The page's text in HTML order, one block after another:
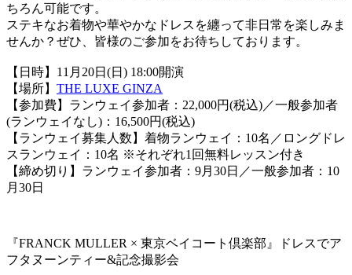
ちろん可能です。
ステキなお着物や華やかなドレスを纏って非日常を楽しみま
せんか？ぜひ、皆様のご参加をお待ちしております。
【日時】11月20日(日) 18:00開演
【場所】 THE LUXE GINZA
【参加費】ランウェイ参加者：22,000円(税込)／一般参加者
(ランウェイなし)：16,500円(税込)
【ランウェイ募集人数】着物ランウェイ：10名／ロングドレ
スランウェイ：10名 ※それぞれ1回無料レッスン付き
【締め切り】ランウェイ参加者：9月30日／一般参加者：10
月30日
『FRANCK MULLER × 東京ベイコート倶楽部』ドレスでア
フタヌーンティー&記念撮影会